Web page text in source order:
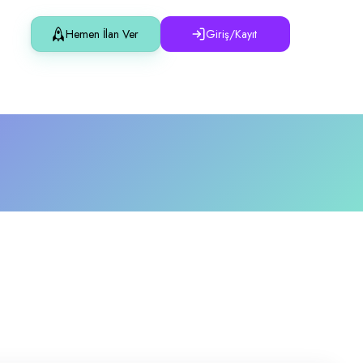
Hemen İlan Ver Giriş/Kayıt